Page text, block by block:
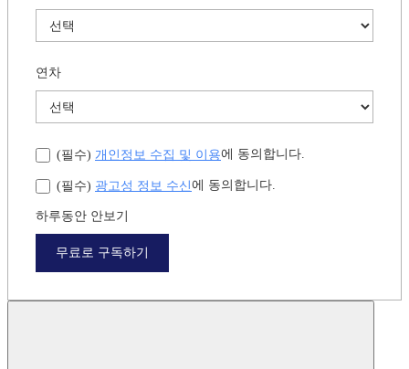
연차
(필수) 개인정보 수집 및 이용에 동의합니다.
(필수) 광고성 정보 수신에 동의합니다.
하루동안 안보기
무료로 구독하기